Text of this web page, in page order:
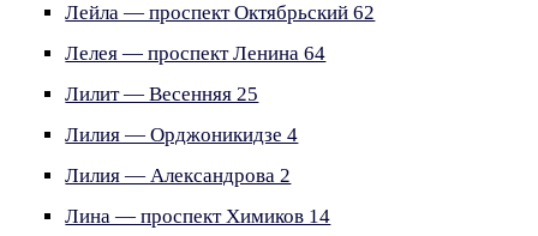
Лейла — проспект Октябрьский 62
Лелея — проспект Ленина 64
Лилит — Весенняя 25
Лилия — Орджоникидзе 4
Лилия — Александрова 2
Лина — проспект Химиков 14